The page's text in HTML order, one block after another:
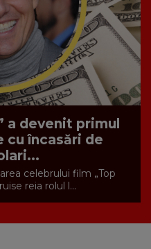
a devenit primul
cu încasări de
celebrului film „Top
reia rolul l...